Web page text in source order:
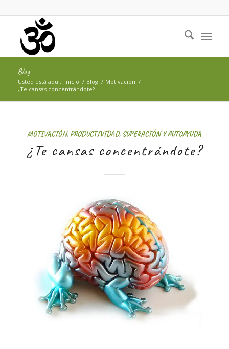
Blog
Usted está aquí: Inicio / Blog / Motivación /
¿Te cansas concentrándote?
MOTIVACIÓN, PRODUCTIVIDAD, SUPERACIÓN Y AUTOAYUDA
¿Te cansas concentrándote?